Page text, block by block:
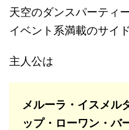
天空のダンスパーティ
イベント系満載のサイ
主人公は
メルーラ・イスメル
ップ・ローワン・バ